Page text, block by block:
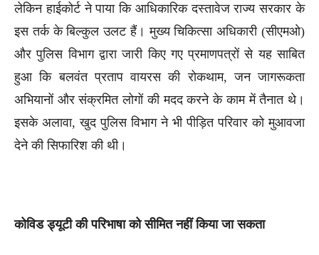
लेकिन हाईकोर्ट ने पाया कि आधिकारिक दस्तावेज राज्य सरकार के
इस तर्क के बिल्कुल उलट हैं। मुख्य चिकित्सा अधिकारी (सीएमओ)
और पुलिस विभाग द्वारा जारी किए गए प्रमाणपत्रों से यह साबित
हुआ कि बलवंत प्रताप वायरस की रोकथाम, जन जागरूकता
अभियानों और संक्रमित लोगों की मदद करने के काम में तैनात थे।
इसके अलावा, खुद पुलिस विभाग ने भी पीड़ित परिवार को मुआवजा
देने की सिफारिश की थी।
कोविड ड्यूटी की परिभाषा को सीमित नहीं किया जा सकता